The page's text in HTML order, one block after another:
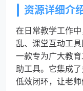
资源详细介
在日常教学工作
乱、课堂互动工具
一款专为广大教
助工具。它集成
低效闭环，让老师